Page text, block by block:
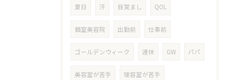
夏日 汗 目覚まし QOL
個室美容院 出勤前 仕事前
ゴールデンウィーク 連休 GW パパ
美容室が苦手 理容室が苦手